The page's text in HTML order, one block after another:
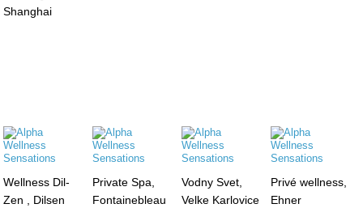
Shanghai
Wellness Dil-
Zen , Dilsen
Private Spa,
Fontainebleau
Vodny Svet,
Velke Karlovice
Privé wellness,
Ehner